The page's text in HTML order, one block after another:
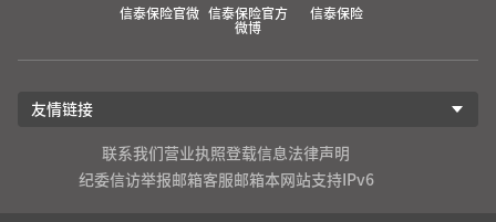
信泰保险官微
信泰保险官方
微博
信泰保险
友情链接
联系我们 营业执照登载信息法律声明
纪委信访举报邮箱客服邮箱本网站支持IPv6